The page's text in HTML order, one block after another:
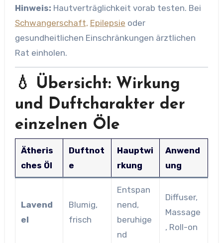
Hinweis: Hautverträglichkeit vorab testen. Bei
Schwangerschaft, Epilepsie oder
gesundheitlichen Einschränkungen ärztlichen
Rat einholen.
💧 Übersicht: Wirkung
und Duftcharakter der
einzelnen Öle
Ätheris
ches Öl
Duftnot
e
Hauptwi
rkung
Anwend
ung
Lavend
el
Blumig,
frisch
Entspan
nend,
beruhige
nd
Diffuser,
Massage
, Roll-on